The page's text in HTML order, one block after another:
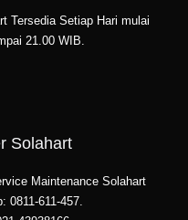
Tersedia Setiap Hari mulai
21.00 WIB.
Solahart
Maintenance Solahart
0811-611-457.